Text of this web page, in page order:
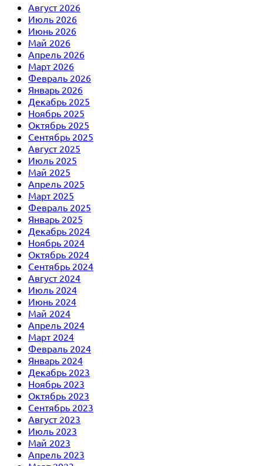
Август 2026
Июль 2026
Июнь 2026
Май 2026
Апрель 2026
Март 2026
Февраль 2026
Январь 2026
Декабрь 2025
Ноябрь 2025
Октябрь 2025
Сентябрь 2025
Август 2025
Июль 2025
Май 2025
Апрель 2025
Март 2025
Февраль 2025
Январь 2025
Декабрь 2024
Ноябрь 2024
Октябрь 2024
Сентябрь 2024
Август 2024
Июль 2024
Июнь 2024
Май 2024
Апрель 2024
Март 2024
Февраль 2024
Январь 2024
Декабрь 2023
Ноябрь 2023
Октябрь 2023
Сентябрь 2023
Август 2023
Июль 2023
Май 2023
Апрель 2023